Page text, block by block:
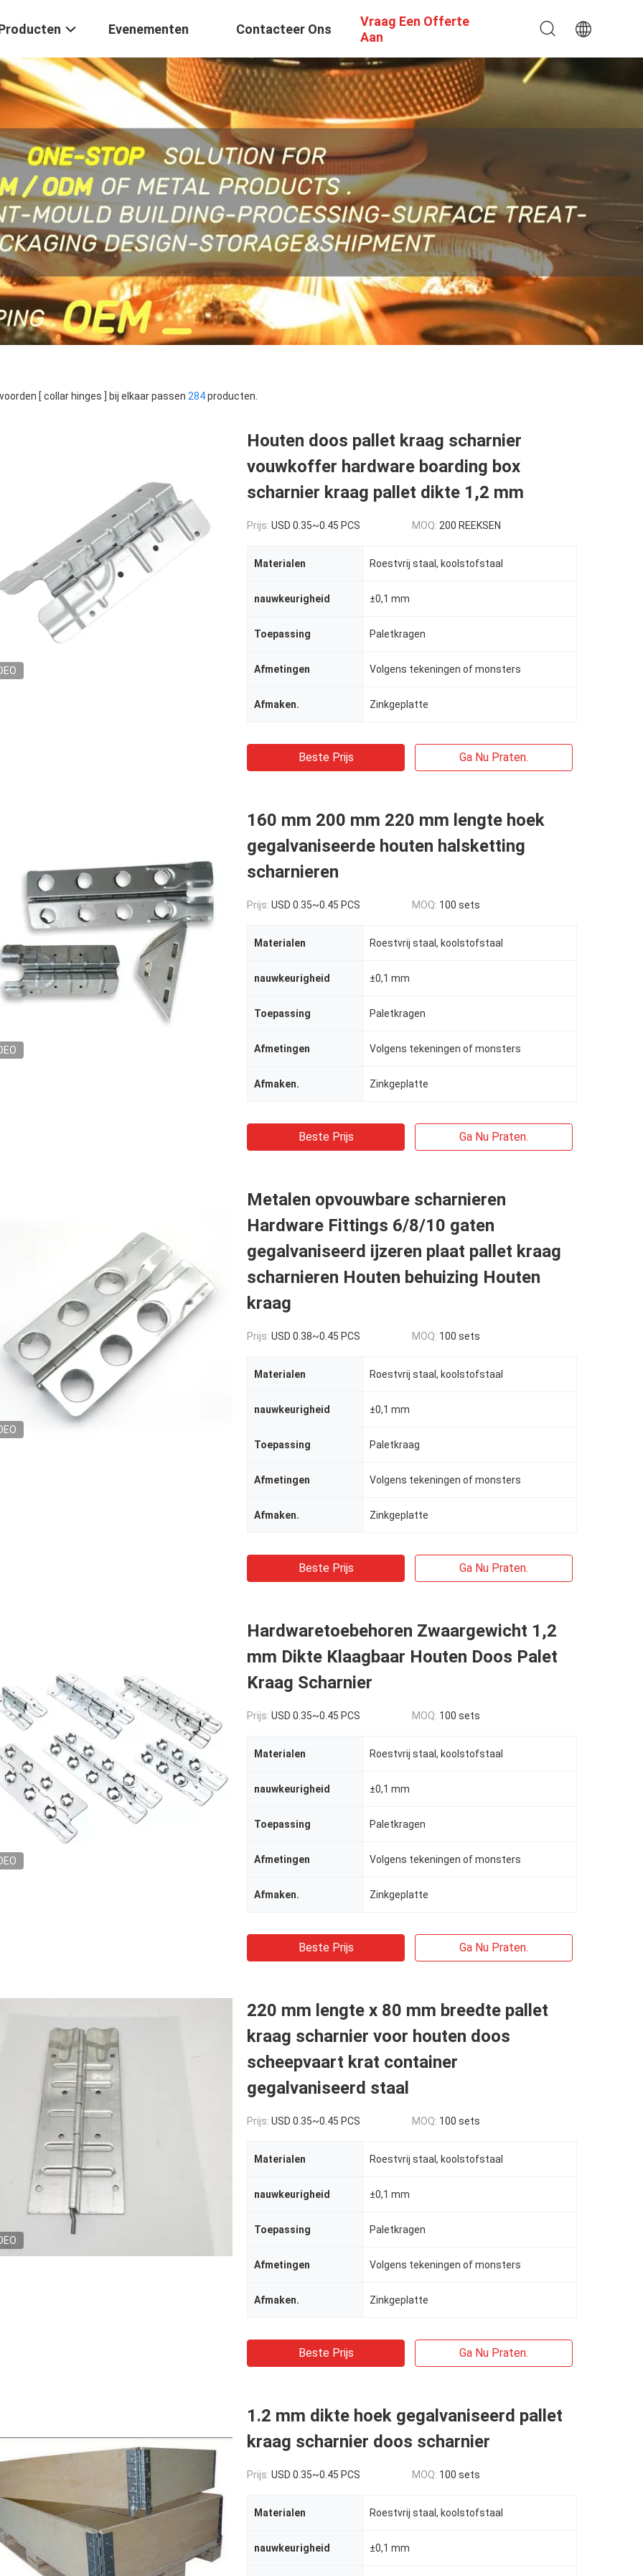
Evenementen Contacteer Ons
Vraag Een Offerte
Aan
[ collar hinges ] bij elkaar passen 284producten.
Houten doos pallet kraag scharnier
vouwkoffer hardware boarding box
scharnier kraag pallet dikte 1,2 mm
Prijs: USD 0.35~0.45 PCS MOQ: 200 REEKSEN
Materialen Roestvrij staal, koolstofstaal
nauwkeurigheid ±0,1 mm
Toepassing Paletkragen
Afmetingen Volgens tekeningen of monsters
Afmaken. Zinkgeplatte
Beste Prijs Ga Nu Praten.
160 mm 200 mm 220 mm lengte hoek
gegalvaniseerde houten halsketting
scharnieren
Prijs: USD 0.35~0.45 PCS MOQ: 100 sets
Materialen Roestvrij staal, koolstofstaal
nauwkeurigheid ±0,1 mm
Toepassing Paletkragen
Afmetingen Volgens tekeningen of monsters
Afmaken. Zinkgeplatte
Beste Prijs Ga Nu Praten.
Metalen opvouwbare scharnieren
Hardware Fittings 6/8/10 gaten
gegalvaniseerd ijzeren plaat pallet kraag
scharnieren Houten behuizing Houten
kraag
Prijs: USD 0.38~0.45 PCS MOQ: 100 sets
Materialen Roestvrij staal, koolstofstaal
nauwkeurigheid ±0,1 mm
Toepassing Paletkraag
Afmetingen Volgens tekeningen of monsters
Afmaken. Zinkgeplatte
Beste Prijs Ga Nu Praten.
Hardwaretoebehoren Zwaargewicht 1,2
mm Dikte Klaagbaar Houten Doos Palet
Kraag Scharnier
Prijs: USD 0.35~0.45 PCS MOQ: 100 sets
Materialen Roestvrij staal, koolstofstaal
nauwkeurigheid ±0,1 mm
Toepassing Paletkragen
Afmetingen Volgens tekeningen of monsters
Afmaken. Zinkgeplatte
Beste Prijs Ga Nu Praten.
220 mm lengte x 80 mm breedte pallet
kraag scharnier voor houten doos
scheepvaart krat container
gegalvaniseerd staal
Prijs: USD 0.35~0.45 PCS MOQ: 100 sets
Materialen Roestvrij staal, koolstofstaal
nauwkeurigheid ±0,1 mm
Toepassing Paletkragen
Afmetingen Volgens tekeningen of monsters
Afmaken. Zinkgeplatte
Beste Prijs Ga Nu Praten.
1.2 mm dikte hoek gegalvaniseerd pallet
kraag scharnier doos scharnier
Prijs: USD 0.35~0.45 PCS MOQ: 100 sets
Materialen Roestvrij staal, koolstofstaal
nauwkeurigheid ±0,1 mm